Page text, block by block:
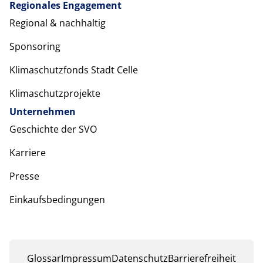
Regionales Engagement
Regional & nachhaltig
Sponsoring
Klimaschutzfonds Stadt Celle
Klimaschutzprojekte
Unternehmen
Geschichte der SVO
Karriere
Presse
Einkaufsbedingungen
GlossarImpressumDatenschutzBarrierefreiheit